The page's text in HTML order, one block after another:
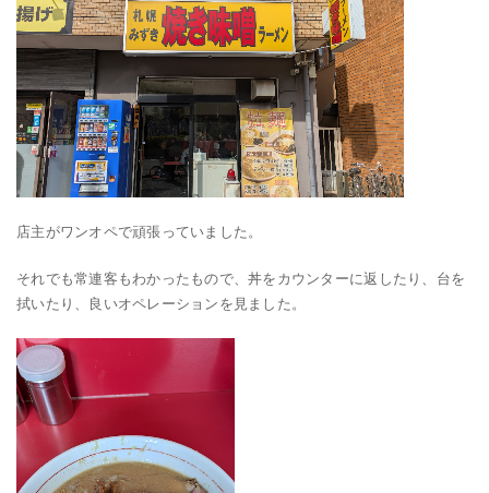
店主がワンオペで頑張っていました。
それでも常連客もわかったもので、丼をカウンターに返したり、台を
拭いたり、良いオペレーションを見ました。